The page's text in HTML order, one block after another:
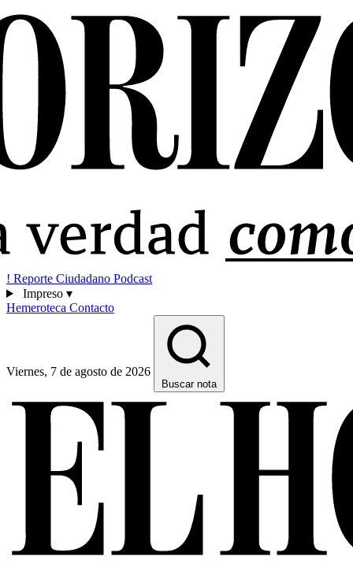
! Reporte Ciudadano Podcast
Impreso ▾
Hemeroteca Contacto
Viernes, 7 de agosto de 2026
Buscar nota